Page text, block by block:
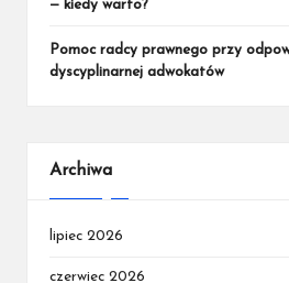
— kiedy warto?
Pomoc radcy prawnego przy
dyscyplinarnej adwokatów
Archiwa
lipiec 2026
czerwiec 2026